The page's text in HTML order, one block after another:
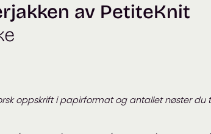
av PetiteKnit
oppskrift i papirformatog antallet nøster du